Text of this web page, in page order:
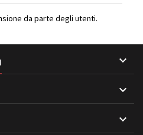
da parte degli utenti.


